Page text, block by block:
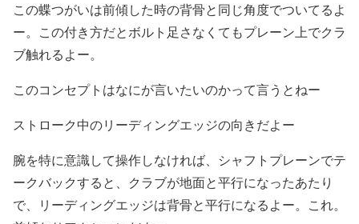
この蝶つがいは前傾した時の背骨と同じ角度でついてるよ
ー。この付き方だとボルト足さなくてもプレーン上でクラ
ブ触れるよー。
このコンセプトはなにが言いたいのかって言うとねー
ストローク中のリーディングエッジの向きだよー
腕を特に意識して操作しなければ、シャフトプレーンでテ
ークバックすると、クラブが地面と平行になったあたり
で、リーディングエッジは背骨と平行になるよー。これ。